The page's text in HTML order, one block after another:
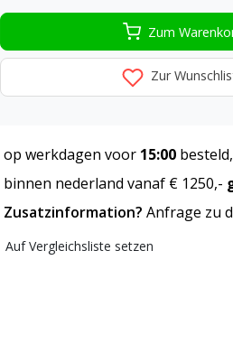
Zum
Zur
op werkdagen voor 15:00
binnen nederland vanaf € 1250,-
Zusatzinformation? Anfrage zu
Auf Vergleichsliste setzen